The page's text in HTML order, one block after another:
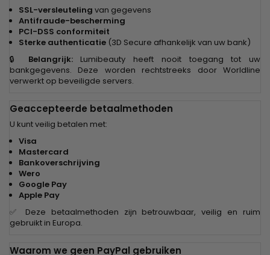
SSL-versleuteling van gegevens
Antifraude-bescherming
PCI-DSS conformiteit
Sterke authenticatie (3D Secure afhankelijk van uw bank)
🔒 Belangrijk:Lumibeauty heeft nooit toegang tot uw
bankgegevens. Deze worden rechtstreeks door Worldline
verwerkt op beveiligde servers.
Geaccepteerde betaalmethoden
U kunt veilig betalen met:
Visa
Mastercard
Bankoverschrijving
Wero
Google Pay
Apple Pay
✅ Deze betaalmethoden zijn betrouwbaar, veilig en ruim
gebruikt in Europa.
Waarom we geen PayPal gebruiken